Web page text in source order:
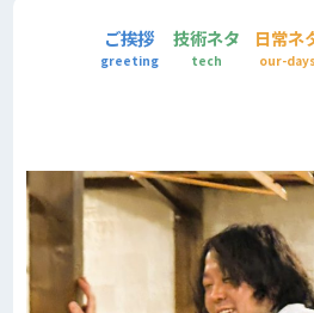
ご挨拶
greeting
技術ネタ
tech
日常ネ
our-days